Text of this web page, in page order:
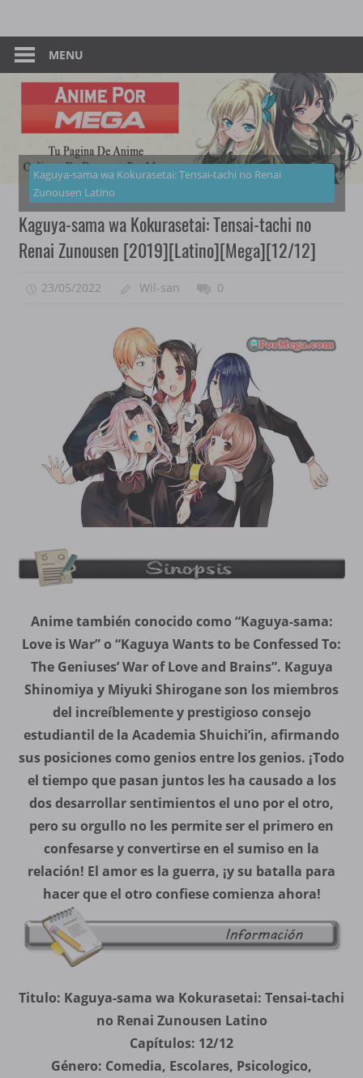
content
Anime
–
Por
Mega
Pagina
De
Descarga
Mega
MENU
Kaguya-sama wa Kokurasetai: Tensai-tachi no Renai
Zunousen Latino
Kaguya-sama wa Kokurasetai: Tensai-tachi no
Renai Zunousen [2019][Latino][Mega][12/12]
23/05/2022 Wil-san 0
Anime también conocido como “Kaguya-sama:
Love is War” o “Kaguya Wants to be Confessed To:
The Geniuses’ War of Love and Brains”. Kaguya
Shinomiya y Miyuki Shirogane son los miembros
del increíblemente y prestigioso consejo
estudiantil de la Academia Shuichi’in, afirmando
sus posiciones como genios entre los genios. ¡Todo
el tiempo que pasan juntos les ha causado a los
dos desarrollar sentimientos el uno por el otro,
pero su orgullo no les permite ser el primero en
confesarse y convertirse en el sumiso en la
relación! El amor es la guerra, ¡y su batalla para
hacer que el otro confiese comienza ahora!
Titulo: Kaguya-sama wa Kokurasetai: Tensai-tachi
no Renai Zunousen Latino
Capítulos: 12/12
Género: Comedia, Escolares, Psicologico,